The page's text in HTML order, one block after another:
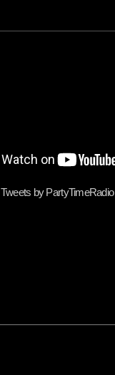
Tweets by PartyTimeRadio